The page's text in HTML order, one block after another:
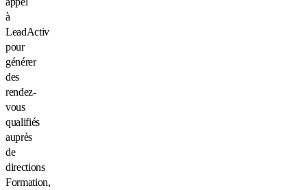
à
LeadActiv
pour
générer
des
rendez-
vous
qualifiés
auprès
de
directions
Formation,